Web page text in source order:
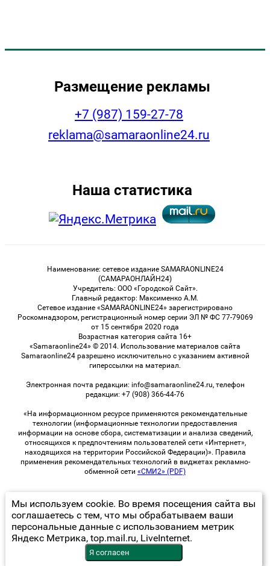
Размещение рекламы
+7 (987) 159-27-78
reklama@samaraonline24.ru
Наша статистика
Наименование: сетевое издание SAMARAONLINE24
(САМАРАОНЛАЙН24)
Учредитель: ООО «Городской Сайт».
Главный редактор: Максименко А.М.
Сетевое издание «SAMARAONLINE24» зарегистрировано
Роскомнадзором, регистрационный номер серии ЭЛ № ФС 77-79069
от 15 сентября 2020 года
Возрастная категория сайта 16+
«Samaraonline24» © 2014. Использование материалов сайта
Samaraonline24 разрешено исключительно с указанием активной
гиперссылки на материал.
Электронная почта редакции: info@samaraonline24.ru, телефон
редакции: +7 (908) 366-44-76
«На информационном ресурсе применяются рекомендательные
технологии (информационные технологии предоставления
информации на основе сбора, систематизации и анализа сведений,
относящихся к предпочтениям пользователей сети «Интернет»,
находящихся на территории Российской Федерации)». Правила
применения рекомендательных технологий в виджетах рекламно-
обменной сети «СМИ2» (PDF)
© 2026 «samaraOnline24» | Все права защищены
Возрастная категория сайта 16+
Политика конфиденциальности
Мы используем cookie. Во время посещения сайта вы
соглашаетесь с тем, что мы обрабатываем ваши
персональные данные с использованием метрик
Яндекс Метрика, top.mail.ru, LiveInternet.
Я согласен